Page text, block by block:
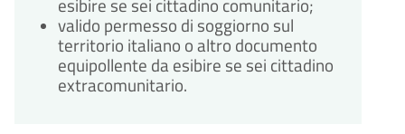
esibire se sei cittadino comunitario;
valido permesso di soggiorno sul
territorio italiano o altro documento
equipollente da esibire se sei cittadino
extracomunitario.